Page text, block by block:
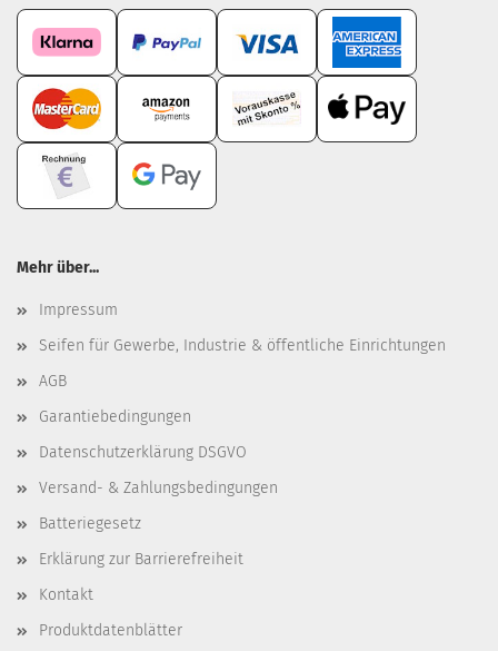
Mehr über...
Impressum
Seifen für Gewerbe, Industrie & öffentliche Einrichtungen
AGB
Garantiebedingungen
Datenschutzerklärung DSGVO
Versand- & Zahlungsbedingungen
Batteriegesetz
Erklärung zur Barrierefreiheit
Kontakt
Produktdatenblätter